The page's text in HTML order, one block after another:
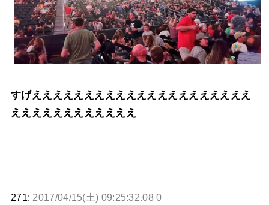
すげえええええええええええええええええええええ
ええええええええええええ
271: 2017/04/15(土) 09:25:32.08 0